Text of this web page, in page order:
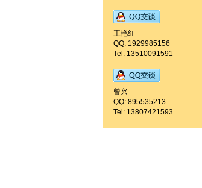
王艳红
QQ: 1929985156
Tel: 13510091591
曾兴
QQ: 895535213
Tel: 13807421593